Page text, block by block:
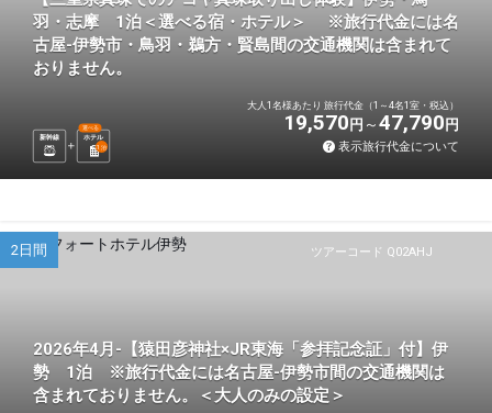
羽・志摩 1泊＜選べる宿・ホテル＞ ※旅行代金には名
古屋-伊勢市・鳥羽・鵜方・賢島間の交通機関は含まれて
おりません。
新幹線 ホテル
選べる
1 泊
大人1名様あたり 旅行代金（1～4名1室・税込）
19,570 円 47,790 円
表示旅行代金について
ツアーコード Q02AHJ
2日間
2026年4月-【猿田彦神社×JR東海「参拝記念証」付】伊
勢 1泊 ※旅行代金には名古屋-伊勢市間の交通機関は
含まれておりません。＜大人のみの設定＞